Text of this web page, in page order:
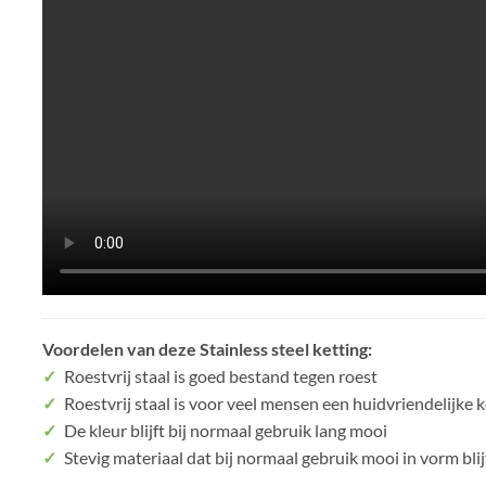
Voordelen van deze Stainless steel ketting:
✓ Roestvrij staal is goed bestand tegen roest
✓ Roestvrij staal is voor veel mensen een huidvriendelijke
✓ De kleur blijft bij normaal gebruik lang mooi
✓ Stevig materiaal dat bij normaal gebruik mooi in vorm